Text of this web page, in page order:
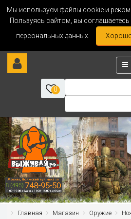
Мы используем файлы cookie и
Пользуясь сайтом, вы
персональных данных.
0
Главная Магазин Оружие